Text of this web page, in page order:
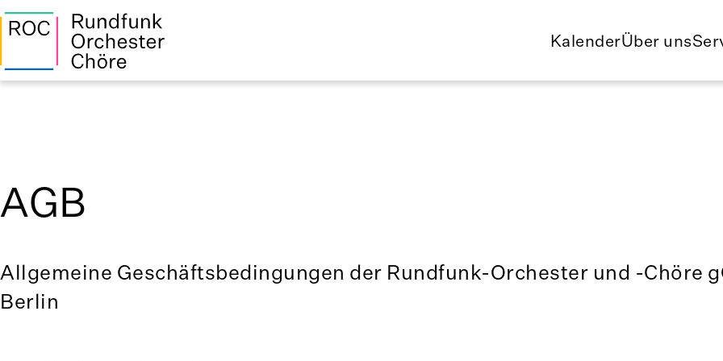
KalenderÜber uns
AGB
Allgemeine Geschäftsbedingungen der Rundfunk-Orchester und -Chöre
Berlin